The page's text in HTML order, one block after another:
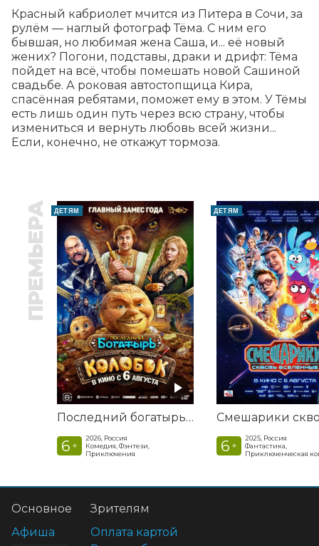
Красный кабриолет мчится из Питера в Сочи, за
рулём — наглый фотограф Тёма. С ним его
бывшая, но любимая жена Саша, и... её новый
жених? Погони, подставы, драки и дрифт: Тёма
пойдет на всё, чтобы помешать новой Сашиной
свадьбе. А роковая автостопщица Кира,
спасённая ребятами, поможет ему в этом. У Тёмы
есть лишь один путь через всю страну, чтобы
измениться и вернуть любовь всей жизни...
Если, конечно, не откажут тормоза.
ПРЕМЬЕРА ДЕТЯМ
Последний богатырь. Колобок
6 +
2026, Россия
Комедия, Фэнтези,
Приключения
ДЕТЯМ
6 +
2025, Россия
Фантастика,
Приключенческая
Основное
Афиша
Зрителям
Оплата картой